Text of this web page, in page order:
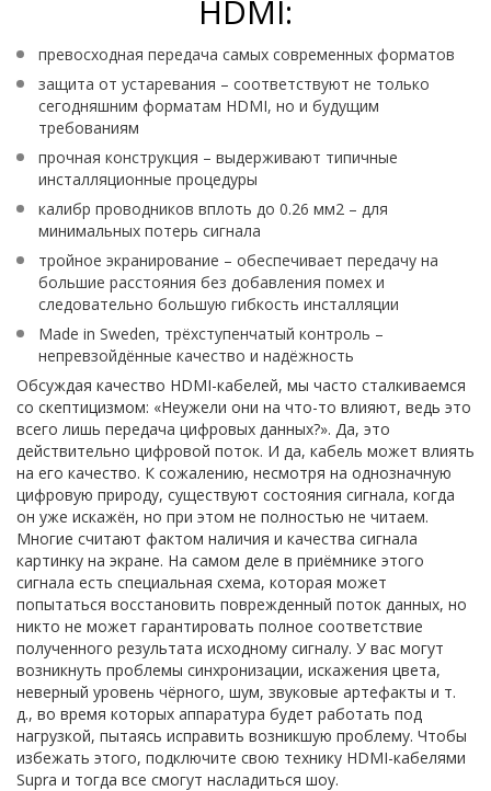
HDMI:
превосходная передача самых современных форматов
защита от устаревания – соответствуют не только
сегодняшним форматам HDMI, но и будущим
требованиям
прочная конструкция – выдерживают типичные
инсталляционные процедуры
калибр проводников вплоть до 0.26 мм2 – для
минимальных потерь сигнала
тройное экранирование – обеспечивает передачу на
большие расстояния без добавления помех и
следовательно большую гибкость инсталляции
Made in Sweden, трёхступенчатый контроль –
непревзойдённые качество и надёжность
Обсуждая качество HDMI-кабелей, мы часто сталкиваемся
со скептицизмом: «Неужели они на что-то влияют, ведь это
всего лишь передача цифровых данных?». Да, это
действительно цифровой поток. И да, кабель может влиять
на его качество. К сожалению, несмотря на однозначную
цифровую природу, существуют состояния сигнала, когда
он уже искажён, но при этом не полностью не читаем.
Многие считают фактом наличия и качества сигнала
картинку на экране. На самом деле в приёмнике этого
сигнала есть специальная схема, которая может
попытаться восстановить поврежденный поток данных, но
никто не может гарантировать полное соответствие
полученного результата исходному сигналу. У вас могут
возникнуть проблемы синхронизации, искажения цвета,
неверный уровень чёрного, шум, звуковые артефакты и т.
д., во время которых аппаратура будет работать под
нагрузкой, пытаясь исправить возникшую проблему. Чтобы
избежать этого, подключите свою технику HDMI-кабелями
Supra и тогда все смогут насладиться шоу.